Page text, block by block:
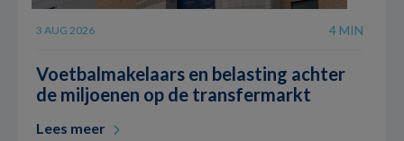
3 AUG 2026 4 MIN
Voetbalmakelaars en belasting achter
de miljoenen op de transfermarkt
Lees meer